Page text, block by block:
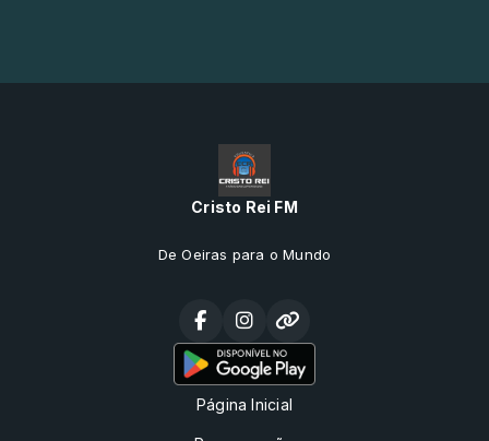
Cristo Rei FM
De Oeiras para o Mundo
Página Inicial